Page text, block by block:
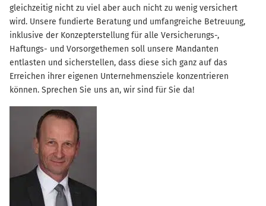
gleichzeitig nicht zu viel aber auch nicht zu wenig versichert
wird. Unsere fundierte Beratung und umfangreiche Betreuung,
inklusive der Konzepterstellung für alle Versicherungs-,
Haftungs- und Vorsorgethemen soll unsere Mandanten
entlasten und sicherstellen, dass diese sich ganz auf das
Erreichen ihrer eigenen Unternehmensziele konzentrieren
können. Sprechen Sie uns an, wir sind für Sie da!